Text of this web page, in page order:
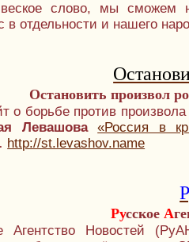
слово, мы сможем
в отдельности и нашего
Остановить произвол
о борьбе против
Левашова «Россия в
http://st.levashov.name
РусскоеА
Агентство Новостей